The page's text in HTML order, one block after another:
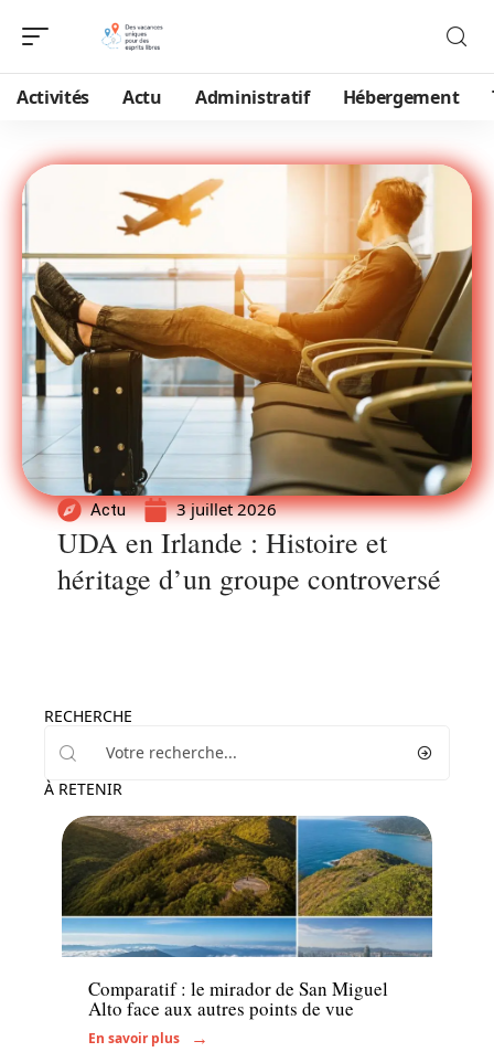
Activités Actu Administratif Hébergement
Actu 3 juillet 2026
UDA en Irlande : Histoire et
héritage d’un groupe controversé
RECHERCHE
À RETENIR
Activités
Comparatif : le mirador de San Miguel
Alto face aux autres points de vue
En savoir plus